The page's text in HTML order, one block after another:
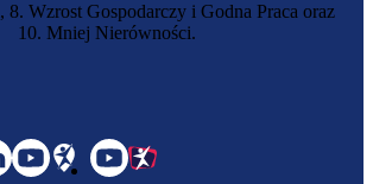
8. Wzrost Gospodarczy i Godna Praca oraz
10. Mniej Nierówności.